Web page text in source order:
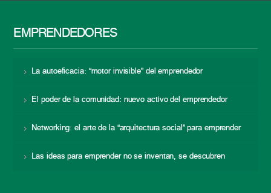
EMPRENDEDORES
La autoeficacia: “motor invisible” del emprendedor
El poder de la comunidad: nuevo activo del emprendedor
Networking: el arte de la “arquitectura social” para emprender
Las ideas para emprender no se inventan, se descubren